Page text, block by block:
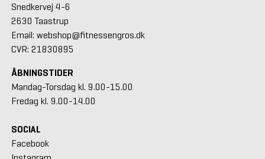
Snedkervej 4-6
2630 Taastrup
Email: webshop@fitnessengros.dk
CVR: 21830895
ÅBNINGSTIDER
Mandag-Torsdag kl. 9.00-15.00
Fredag kl. 9.00-14.00
SOCIAL
Facebook